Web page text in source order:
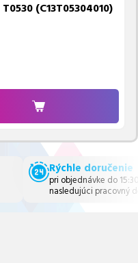
(C13T05304010)
Rýchle doručenie
pri objednávke do
nasledujúci pracovný